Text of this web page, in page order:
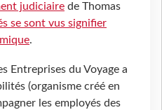
judiciaire de Thomas
se sont vus signifier
.
Entreprises du Voyage a
(organisme créé en
les employés des